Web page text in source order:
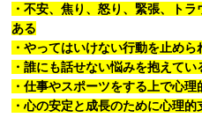
・不安、焦り、怒り、緊張、ト
ある
・やってはいけない行動を止め
・誰にも話せない悩みを抱えてい
・仕事やスポーツをする上で心
・心の安定と成長のために心理